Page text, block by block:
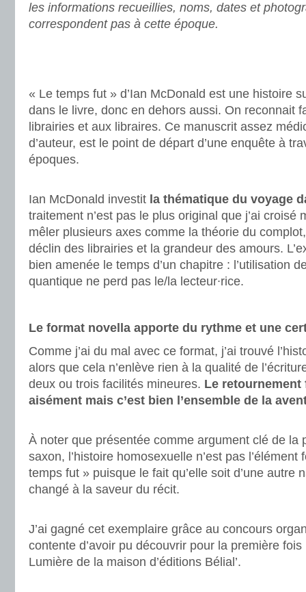
les informations recueillies, noms, dates et
correspondent pas à cette époque.
« Le temps fut » d’Ian McDonald est une histoire
dans le livre, donc en dehors aussi. On reconnait
librairies et aux libraires. Ce manuscrit assez
d’auteur, est le point de départ d’une enquête à
époques.
Ian McDonald investit la thématique du voyage
traitement n’est pas le plus original que j’ai croisé
mêler plusieurs axes comme la théorie du
déclin des librairies et la grandeur des amours.
bien amenée le temps d’un chapitre : l’utilisation
quantique ne perd pas le/la lecteur∙rice.
Le format novella apporte du rythme et une
Comme j’ai du mal avec ce format, j’ai trouvé
alors que cela n’enlève rien à la qualité de
deux ou trois facilités mineures. Le retournement
aisément mais c’est bien l’ensemble de la
À noter que présentée comme argument clé de la
saxon, l’histoire homosexuelle n’est pas
temps fut » puisque le fait qu’elle soit d’une autre
changé à la saveur du récit.
J’ai gagné cet exemplaire grâce au concours
contente d’avoir pu découvrir pour la première
Lumière de la maison d’éditions Bélial’.